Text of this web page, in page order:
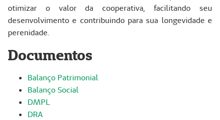
otimizar o valor da cooperativa, facilitando seu
desenvolvimento e contribuindo para sua longevidade e
perenidade.
Documentos
Balanço Patrimonial
Balanço Social
DMPL
DRA